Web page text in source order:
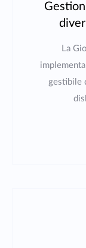
La
gestibile